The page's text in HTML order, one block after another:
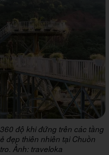
độ khi đứng trên các tầng
đẹp thiên nhiên tại Chuồn
Ảnh: traveloka